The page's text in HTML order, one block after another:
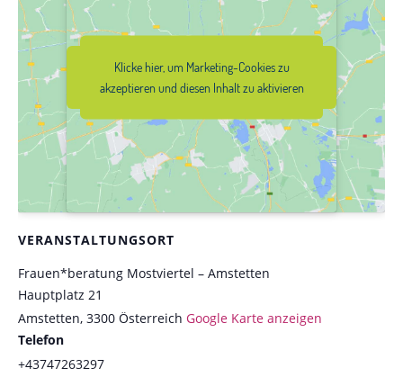
VERANSTALTUNGSORT
Frauen*beratung Mostviertel – Amstetten
Hauptplatz 21
Amstetten, 3300 Österreich Google Karte anzeigen
Telefon
+43747263297
akzeptieren und diesen Inhalt zu
aktivieren
Klicke hier, um Marketing-Cookies zu
akzeptieren und diesen Inhalt zu aktivieren